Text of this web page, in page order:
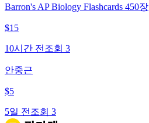
Barron's AP Biology Flashcards 450장
$15
10시간 전 조회 3
안중근
$5
5일 전 조회 3